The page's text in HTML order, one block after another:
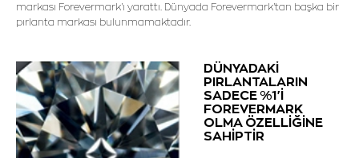
markası Forevermark'ı yarattı. Dünyada Forevermark'tan başka bir
pırlanta markası bulunmamaktadır.
DÜNYADAKİ
PIRLANTALARIN
SADECE %1'İ
FOREVERMARK
OLMA ÖZELLİĞİNE
SAHİPTİR